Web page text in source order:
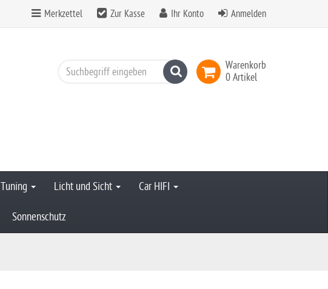
Merkzettel Zur Kasse Ihr Konto Anmelden
Warenkorb
0 Artikel
Suchen
Tuning Licht und Sicht Car HIFI
Sonnenschutz